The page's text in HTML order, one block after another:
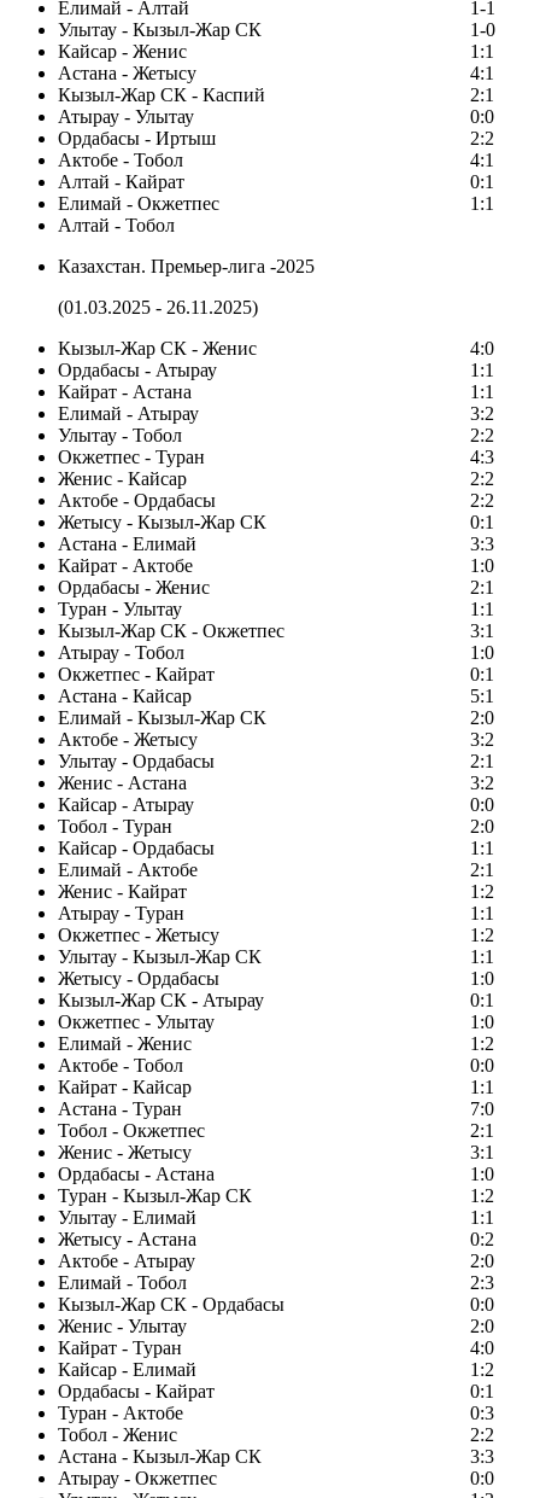
Елимай - Алтай
1-1
Улытау - Кызыл-Жар СК
1-0
Кайсар - Женис
1:1
Астана - Жетысу
4:1
Кызыл-Жар СК - Каспий
2:1
Атырау - Улытау
0:0
Ордабасы - Иртыш
2:2
Актобе - Тобол
4:1
Алтай - Кайрат
0:1
Елимай - Окжетпес
1:1
Алтай - Тобол
Казахстан. Премьер-лига -2025
(01.03.2025 - 26.11.2025)
Кызыл-Жар СК - Женис
4:0
Ордабасы - Атырау
1:1
Кайрат - Астана
1:1
Елимай - Атырау
3:2
Улытау - Тобол
2:2
Окжетпес - Туран
4:3
Женис - Кайсар
2:2
Актобе - Ордабасы
2:2
Жетысу - Кызыл-Жар СК
0:1
Астана - Елимай
3:3
Кайрат - Актобе
1:0
Ордабасы - Женис
2:1
Туран - Улытау
1:1
Кызыл-Жар СК - Окжетпес
3:1
Атырау - Тобол
1:0
Окжетпес - Кайрат
0:1
Астана - Кайсар
5:1
Елимай - Кызыл-Жар СК
2:0
Актобе - Жетысу
3:2
Улытау - Ордабасы
2:1
Женис - Астана
3:2
Кайсар - Атырау
0:0
Тобол - Туран
2:0
Кайсар - Ордабасы
1:1
Елимай - Актобе
2:1
Женис - Кайрат
1:2
Атырау - Туран
1:1
Окжетпес - Жетысу
1:2
Улытау - Кызыл-Жар СК
1:1
Жетысу - Ордабасы
1:0
Кызыл-Жар СК - Атырау
0:1
Окжетпес - Улытау
1:0
Елимай - Женис
1:2
Актобе - Тобол
0:0
Кайрат - Кайсар
1:1
Астана - Туран
7:0
Тобол - Окжетпес
2:1
Женис - Жетысу
3:1
Ордабасы - Астана
1:0
Туран - Кызыл-Жар СК
1:2
Улытау - Елимай
1:1
Жетысу - Астана
0:2
Актобе - Атырау
2:0
Елимай - Тобол
2:3
Кызыл-Жар СК - Ордабасы
0:0
Женис - Улытау
2:0
Кайрат - Туран
4:0
Кайсар - Елимай
1:2
Ордабасы - Кайрат
0:1
Туран - Актобе
0:3
Тобол - Женис
2:2
Астана - Кызыл-Жар СК
3:3
Атырау - Окжетпес
0:0